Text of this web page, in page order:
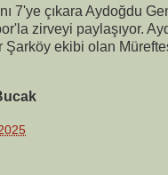
7'ye çıkara Aydoğdu
zirveyi paylaşıyor.
Şarköy ekibi olan